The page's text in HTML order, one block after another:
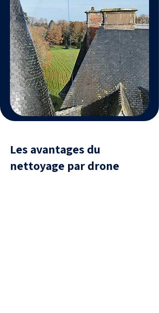
Les avantages du
nettoyage par drone